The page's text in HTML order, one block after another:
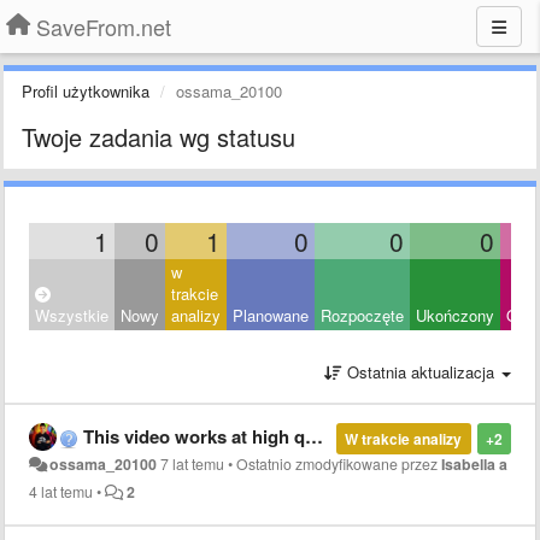
SaveFrom.net
Profil użytkownika ossama_20100
Twoje zadania wg statusu
1 0 1 0 0 0
Wszystkie Nowy
w
trakcie
analizy
Planowane Rozpoczęte Ukończony
Ostatnia aktualizacja
+2
W trakcie analizy
This video works at high quality and when loading does not show high quality
ossama_201007 lat temu •Ostatnio zmodyfikowane przezIsabella a
4 lat temu • 2